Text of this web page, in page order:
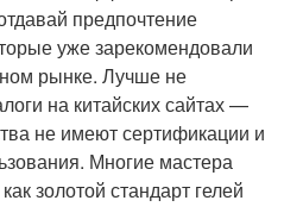
предпочтение
уже зарекомендовали
рынке. Лучше не
на китайских сайтах —
не имеют сертификации и
Многие мастера
золотой стандарт гелей